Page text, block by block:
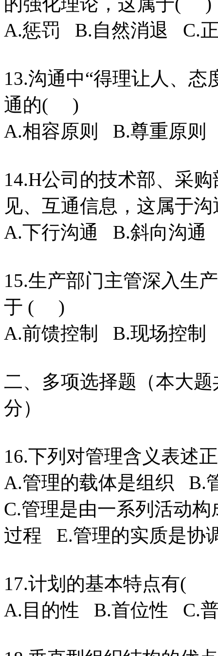
A.惩罚 B.自然消退 C.
13.沟通中“得理让人、
通的( )
A.相容原则 B.尊重原
14.H公司的技术部、采
见、互通信息，这属于
A.下行沟通 B.斜向沟
15.生产部门主管深入生
于 ( )
A.前馈控制 B.现场控
二、多项选择题（本大
分）
16.下列对管理含义
A.管理的载体是组织 B.
C.管理是由一系列活动
过程 E.管理的实质是协
17.计划的基本特点
A.目的性 B.首位性 C.